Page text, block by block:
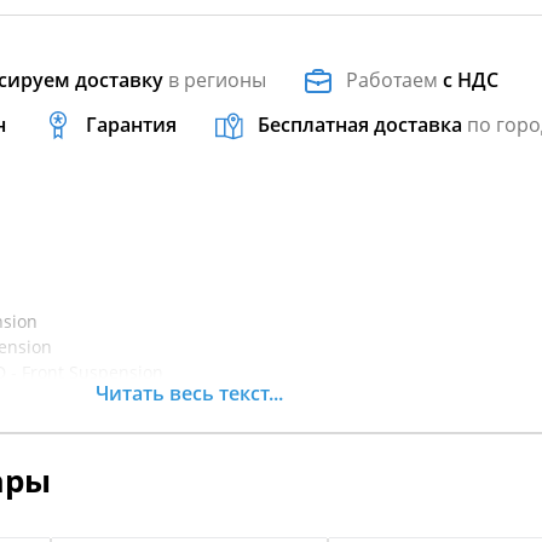
доставку в регионы Работаемс НДС
Гарантия Бесплатная доставка по
- Front Suspension
Suspension STD
Suspension XT
Читать весь текст...